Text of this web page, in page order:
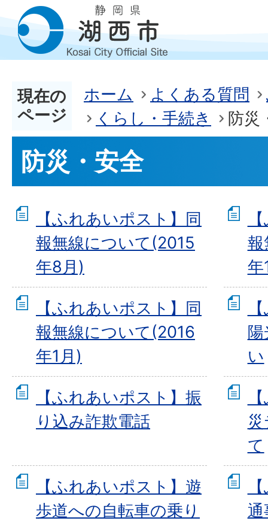
現在の
ページ
ホーム よくある質問
くらし・手続き
防災
防災・安全
【ふれあいポスト】同
報無線について(2015
年8月)
年
【ふれあいポスト】同
報無線について(2016
年1月)
い
【ふれあいポスト】振
り込み詐欺電話
て
【ふれあいポスト】遊
歩道への自転車の乗り